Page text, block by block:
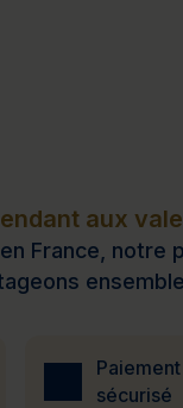
aux
France, notre
Paiement
sécurisé